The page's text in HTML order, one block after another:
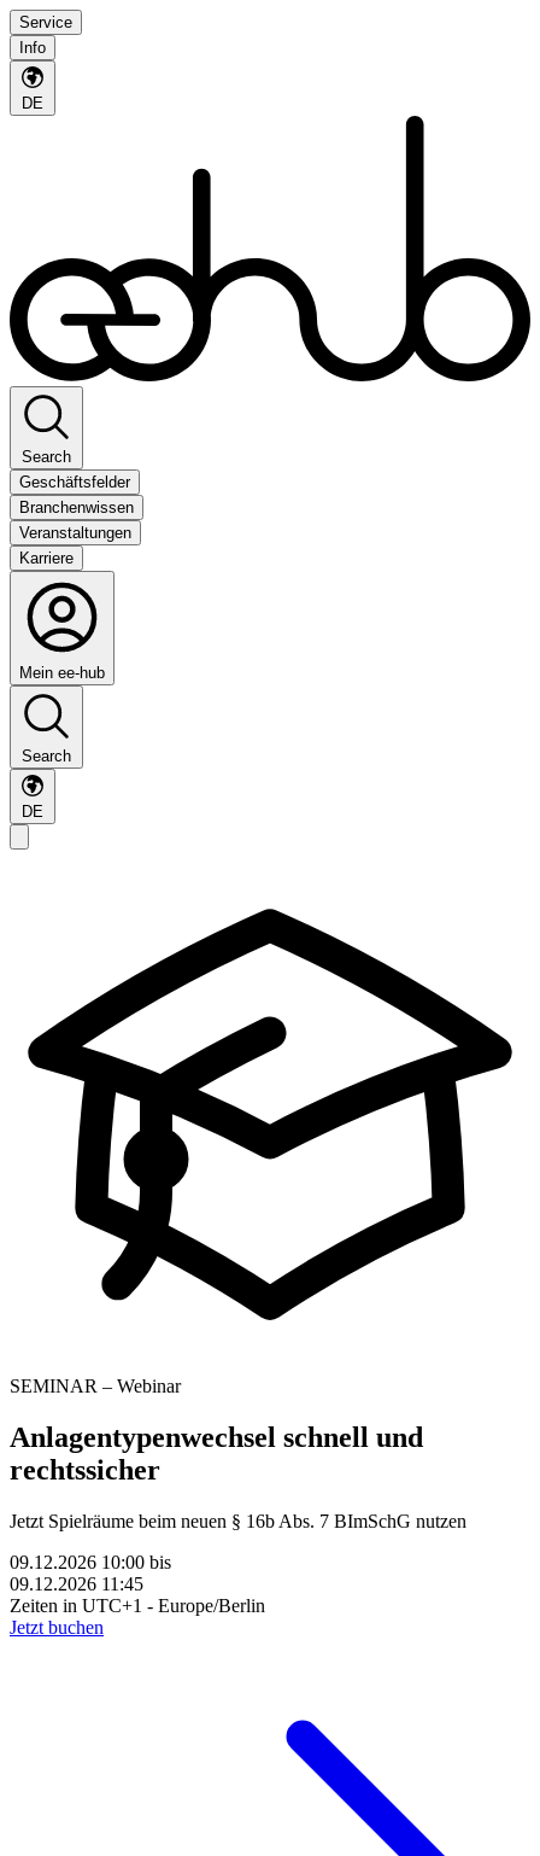
Service
Info
DE
Search
Geschäftsfelder
Branchenwissen
Veranstaltungen
Karriere
Mein ee-hub
Search
DE
SEMINAR – Webinar
Anlagentypenwechsel schnell und
rechtssicher
Jetzt Spielräume beim neuen § 16b Abs. 7 BImSchG nutzen
09.12.2026 10:00 bis
09.12.2026 11:45
Zeiten in UTC+1 - Europe/Berlin
Jetzt buchen